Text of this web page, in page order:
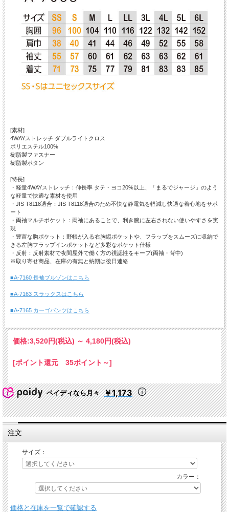
[素材]
4WAYストレッチ ダブルライトクロス
ポリエステル100%
樹脂製ファスナー
樹脂製ボタン
[特長]
・軽量4WAYストレッチ：伸長率 タテ・ヨコ20%以上、「まるでジャージ」のよう
な軽量で快適な素材を使用
・JIS T8118適合：JIS T8118適合のため不快な静電気を軽減し快適な着心地をサポ
ート
・両袖マルチポケット：両袖にあることで、利き腕に左右されない使いやすさを実
現
・豊富な胸ポケット：野帳が入る右胸縦ポケットや、フラップをスムーズに収納で
きる左胸フラップインポケットなど多彩なポケット仕様
・反射：反射素材で夜間屋外で働く方の視認性をキープ(両袖・背中)
※取り寄せ商品、在庫の有無と納期は後日連絡
■A-7160 長袖ブルゾンはこちら
■A-7163 スラックスはこちら
■A-7165 カーゴパンツはこちら
価格:3,520円(税込) ～ 4,180円(税込)
[ポイント還元 35ポイント～]
ペイディなら月々 ￥1,173
注文
サイズ：
カラー：
価格と在庫を一覧で確認する